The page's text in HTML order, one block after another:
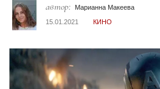
автор:
Марианна Макеева
15.01.2021
КИНО